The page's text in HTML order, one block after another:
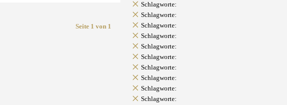
Seite 1 von 1
Schlagworte:
Schlagworte:
Schlagworte:
Schlagworte:
Schlagworte:
Schlagworte:
Schlagworte:
Schlagworte:
Schlagworte:
Schlagworte: